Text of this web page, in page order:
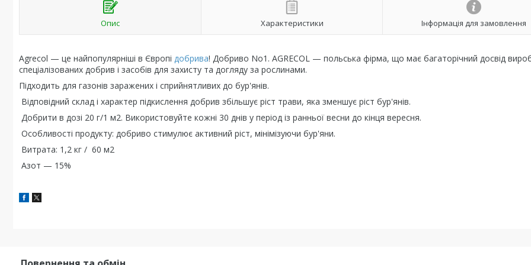
Опис Характеристики Інформація для замовлення
Agrecol — це найпопулярніші в Європі добрива! Добриво No1. AGRECOL — польська фірма, що має багаторічний досвід
спеціалізованих добрив і засобів для захисту та догляду за рослинами.
Підходить для газонів заражених і сприйнятливих до бур'янів.
Відповідний склад і характер підкислення добрив збільшує ріст трави, яка зменшує ріст бур'янів.
Добрити в дозі 20 г/1 м2. Використовуйте кожні 30 днів у період із ранньої весни до кінця вересня.
Особливості продукту: добриво стимулює активний ріст, мінімізуючи бур'яни.
Витрата: 1,2 кг / 60 м2
Азот — 15%